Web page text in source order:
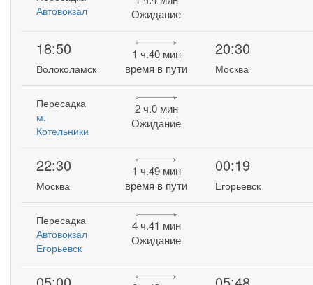
Автовокзал
Ожидание
18:50
Волоколамск
1 ч.40 мин
время в пути
20:30
Москва
Пересадка
м.
Котельники
2 ч.0 мин
Ожидание
22:30
Москва
1 ч.49 мин
время в пути
00:19
Егорьевск
Пересадка
Автовокзал
Егорьевск
4 ч.41 мин
Ожидание